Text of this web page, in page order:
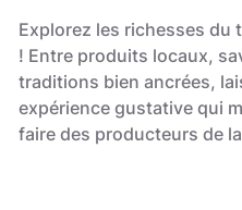
Explorez les richesses du
! Entre produits locaux,
traditions bien ancrées,
expérience gustative qui
faire des producteurs de